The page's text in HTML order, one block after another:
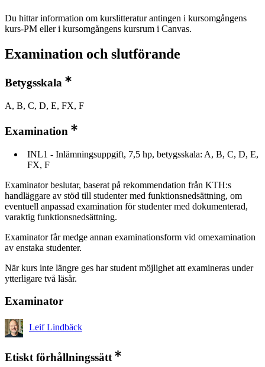
Du hittar information om kurslitteratur antingen i kursomgångens
kurs-PM eller i kursomgångens kursrum i Canvas.
Examination och slutförande
Betygsskala
A, B, C, D, E, FX, F
Examination
INL1 - Inlämningsuppgift, 7,5 hp, betygsskala: A, B, C, D, E,
FX, F
Examinator beslutar, baserat på rekommendation från KTH:s
handläggare av stöd till studenter med funktionsnedsättning, om
eventuell anpassad examination för studenter med dokumenterad,
varaktig funktionsnedsättning.
Examinator får medge annan examinationsform vid omexamination
av enstaka studenter.
När kurs inte längre ges har student möjlighet att examineras under
ytterligare två läsår.
Examinator
Leif Lindbäck
Etiskt förhållningssätt